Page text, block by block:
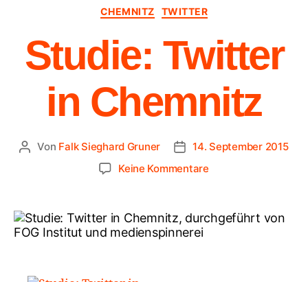
CHEMNITZ TWITTER
Studie: Twitter
in Chemnitz
Von Falk Sieghard Gruner
14. September 2015
Keine Kommentare